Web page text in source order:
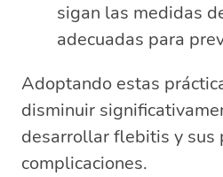
sigan las medidas
adecuadas para
Adoptando estas
disminuir
desarrollar flebitis y sus
complicaciones.